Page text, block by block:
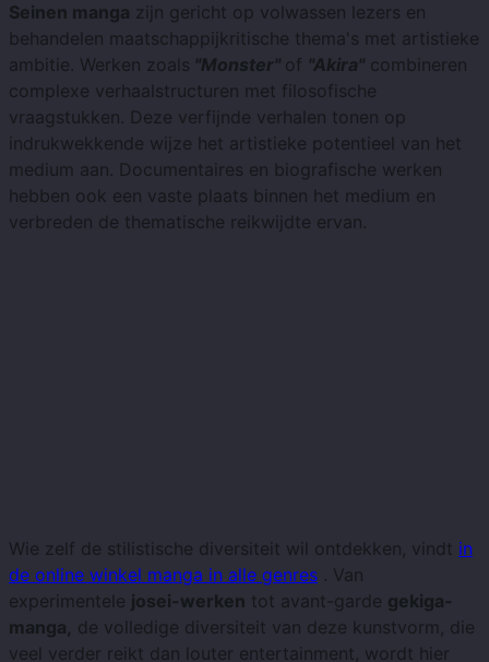
Seinen manga zijn gericht op volwassen lezers en
behandelen maatschappijkritische thema's met artistieke
ambitie. Werken zoals "Monster" of "Akira" combineren
complexe verhaalstructuren met filosofische
vraagstukken. Deze verfijnde verhalen tonen op
indrukwekkende wijze het artistieke potentieel van het
medium aan. Documentaires en biografische werken
hebben ook een vaste plaats binnen het medium en
verbreden de thematische reikwijdte ervan.
Wie zelf de stilistische diversiteit wil ontdekken, vindt in
de online winkel manga in alle genres . Van
experimentele josei-werken tot avant-garde gekiga-
manga, de volledige diversiteit van deze kunstvorm, die
veel verder reikt dan louter entertainment, wordt hier